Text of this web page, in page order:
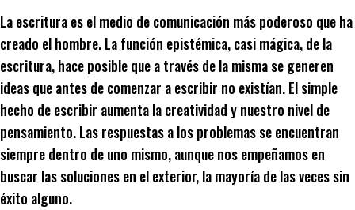
La escritura es el medio de comunicación más poderoso que ha
creado el hombre. La función epistémica, casi mágica, de la
escritura, hace posible que a través de la misma se generen
ideas que antes de comenzar a escribir no existían. El simple
hecho de escribir aumenta la creatividad y nuestro nivel de
pensamiento. Las respuestas a los problemas se encuentran
siempre dentro de uno mismo, aunque nos empeñamos en
buscar las soluciones en el exterior, la mayoría de las veces sin
éxito alguno.